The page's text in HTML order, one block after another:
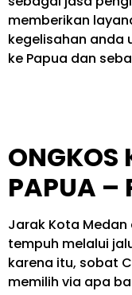
memberikan
kegelisahan anda
ke Papua dan
ONGKOS
PAPUA –
Jarak Kota
tempuh melalui
karena itu, sobat
memilih via apa